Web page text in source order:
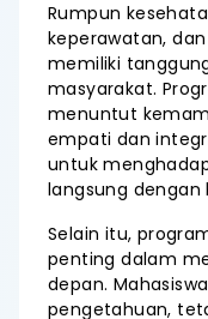
Rumpun
keperawatan,
memiliki
masyarakat.
menuntut
empati dan
untuk
langsung dengan
Selain itu,
penting dalam
depan.
pengetahuan,